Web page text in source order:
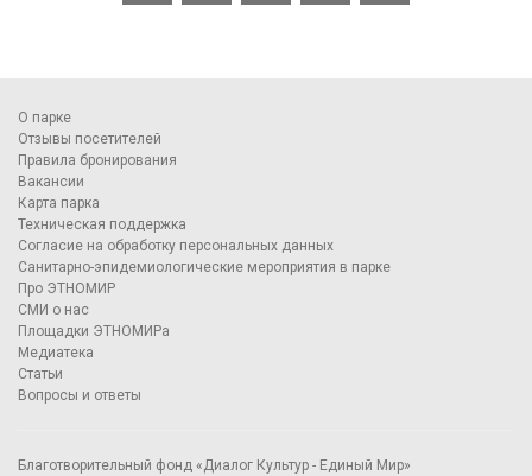
О парке
Отзывы посетителей
Правила бронирования
Вакансии
Карта парка
Техническая поддержка
Согласие на обработку персональных данных
Санитарно-эпидемиологические мероприятия в парке
Про ЭТНОМИР
СМИ о нас
Площадки ЭТНОМИРа
Медиатека
Статьи
Вопросы и ответы
Благотворительный фонд «Диалог Культур - Единый Мир»